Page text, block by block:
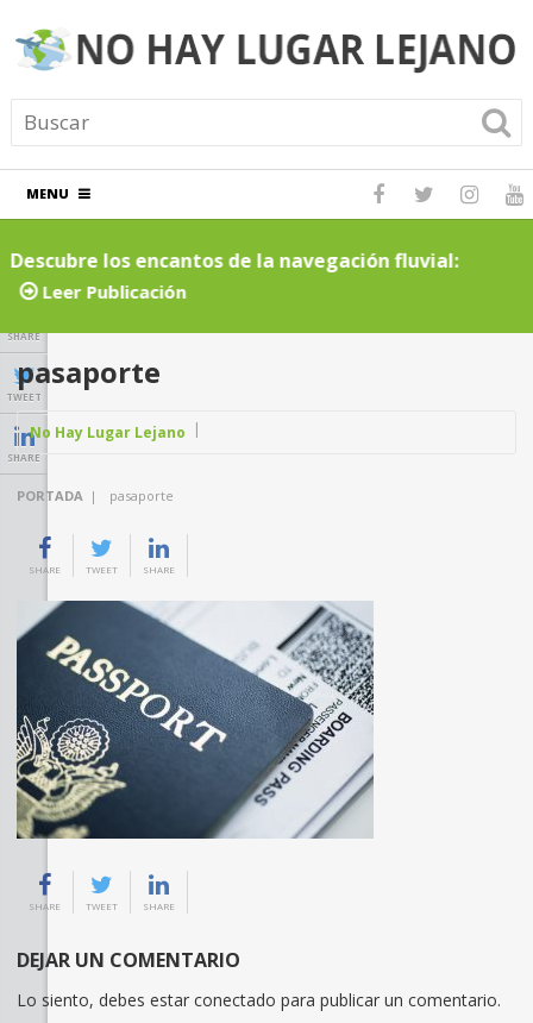
MENU
Descubre los encantos de la navegación fluvial:
cruceros por ríos inolvidables
Leer Publicación
SHARE
TWEET
SHARE
pasaporte
No Hay Lugar Lejano
PORTADA | pasaporte
SHARE TWEET SHARE
SHARE TWEET SHARE
DEJAR UN COMENTARIO
Lo siento, debes estar conectado para publicar un comentario.